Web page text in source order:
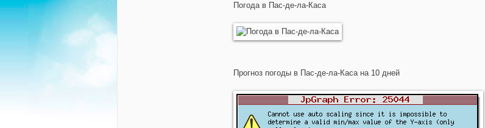
Погода в Пас-де-ла-Каса
Прогноз погоды в Пас-де-ла-Каса на 10 дней